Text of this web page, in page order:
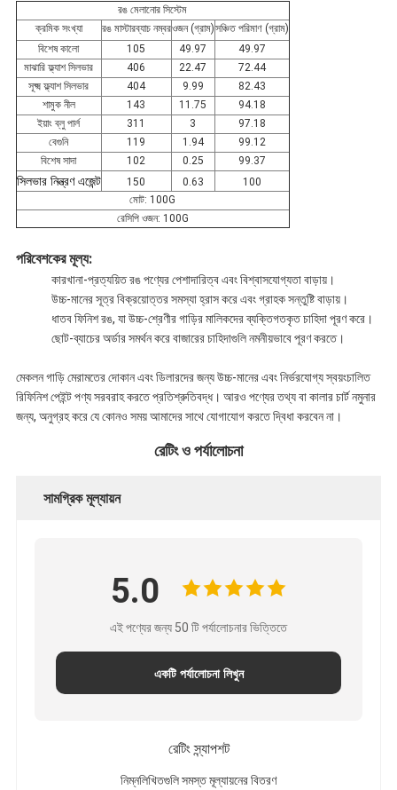
রঙ মেলানোর সিস্টেম
ক্রমিক সংখ্যা
রঙ মাস্টারব্যাচ নম্বরওজন (গ্রাম)সঞ্চিত পরিমাণ (গ্রাম)
বিশেষ কালো
105 49.97
49.97
মাঝারি ফ্ল্যাশ সিলভার
406 22.47
72.44
সূক্ষ্ম ফ্ল্যাশ সিলভার
404 9.99
82.43
শামুক নীল
143 11.75
94.18
ইয়াং ব্লু পার্ল
311 3
97.18
বেগুনি
119 1.94
99.12
বিশেষ সাদা
102 0.25 99.37
সিলভার নিন্ত্রণএজেন্ট 150 0.63
100
মোট: 100G
রেসিপি ওজন: 100G
পরিবেশকের মূল্য:
কারখানা-প্রত্যয়িত রঙ পণ্যের পেশাদারিত্ব এবং বিশ্বাসযোগ্যতা বাড়ায়।
উচ্চ-মানের সূত্র বিক্রয়োত্তর সমস্যা হ্রাস করে এবং গ্রাহক সন্তুষ্টি বাড়ায়।
ধাতব ফিনিশ রঙ, যা উচ্চ-শ্রেণীর গাড়ির মালিকদের ব্যক্তিগতকৃত চাহিদা পূরণ করে।
ছোট-ব্যাচের অর্ডার সমর্থন করে বাজারের চাহিদাগুলি নমনীয়ভাবে পূরণ করতে।
মেকলন গাড়ি মেরামতের দোকান এবং ডিলারদের জন্য উচ্চ-মানের এবং নির্ভরযোগ্য স্বয়ংচালিত
রিফিনিশ পেইন্ট পণ্য সরবরাহ করতে প্রতিশ্রুতিবদ্ধ। আরও পণ্যের তথ্য বা কালার চার্ট নমুনার
জন্য, অনুগ্রহ করে যে কোনও সময় আমাদের সাথে যোগাযোগ করতে দ্বিধা করবেন না।
রেটিং ও পর্যালোচনা
সামগ্রিক মূল্যায়ন
5.0
এই পণ্যের জন্য 50 টি পর্যালোচনার ভিত্তিতে
একটি পর্যালোচনা লিখুন
রেটিং স্ন্যাপশট
নিম্নলিখিতগুলি সমস্ত মূল্যায়নের বিতরণ